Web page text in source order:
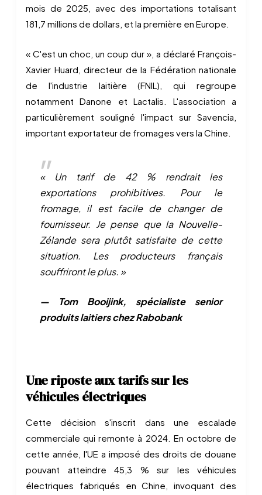
mois de 2025, avec des importations totalisant
181,7 millions de dollars, et la première en Europe.
« C'est un choc, un coup dur », a déclaré François-
Xavier Huard, directeur de la Fédération nationale
de l'industrie laitière (FNIL), qui regroupe
notamment Danone et Lactalis. L'association a
particulièrement souligné l'impact sur Savencia,
important exportateur de fromages vers la Chine.
« Un tarif de 42 % rendrait les
exportations prohibitives. Pour le
fromage, il est facile de changer de
fournisseur. Je pense que la Nouvelle-
Zélande sera plutôt satisfaite de cette
situation. Les producteurs français
souffriront le plus. »
— Tom Booijink, spécialiste senior
produits laitiers chez Rabobank
Une riposte aux tarifs sur les
véhicules électriques
Cette décision s'inscrit dans une escalade
commerciale qui remonte à 2024. En octobre de
cette année, l'UE a imposé des droits de douane
pouvant atteindre 45,3 % sur les véhicules
électriques fabriqués en Chine, invoquant des